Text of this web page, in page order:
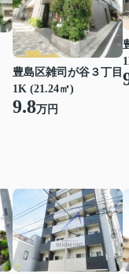
豊島区雑司が谷３丁目
1K (21.24㎡)
9.8万円